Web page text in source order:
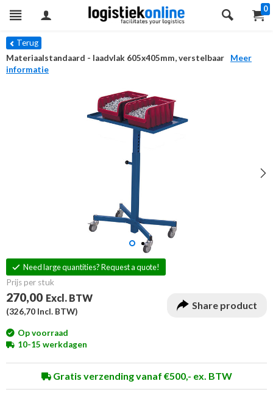
0
Terug
Materiaalstandaard - laadvlak 605x405mm, verstelbaar
Meer
informatie
Prijs per stuk
270,00 Excl. BTW
(326,70 Incl. BTW)
Need large quantities? Request a quote!
Share product
Op voorraad
10-15 werkdagen
Gratis verzending vanaf €500,- ex. BTW